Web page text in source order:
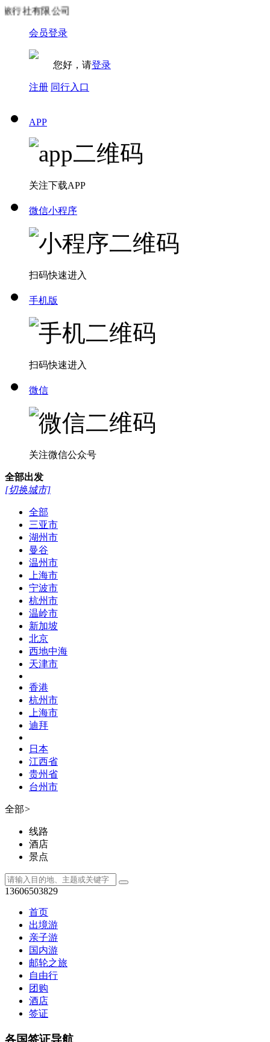
社有限公司
会员登录
您好，请登录
注册 同行入口
APP
关注下载APP
微信小程序
扫码快速进入
扫码快速进入
微信
关注微信公众号
全部
出发
[切换城市]
全部
三亚市
湖州市
曼谷
上海市
宁波市
杭州市
温岭市
北京
西地中海
天津市
杭州市
迪拜
日本
江西省
贵州省
台州市
>
线路
酒店
景点
13606503829
出境游